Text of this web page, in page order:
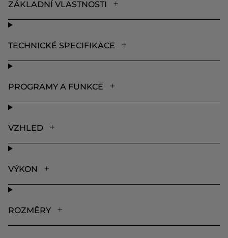
ZÁKLADNÍ VLASTNOSTI
TECHNICKÉ SPECIFIKACE
PROGRAMY A FUNKCE
VZHLED
VÝKON
ROZMĚRY